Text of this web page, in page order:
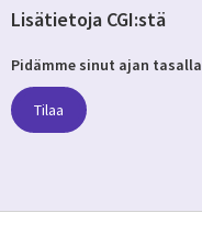
Lisätietoja CGI:stä
Pidämme sinut ajan tasalla
Tilaa